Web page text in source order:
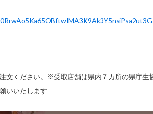
文ください。※受取店舗は県内７カ所の県庁生
いいたします